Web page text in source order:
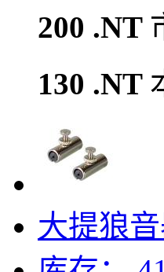
200 .NT
130 .NT
大提狼